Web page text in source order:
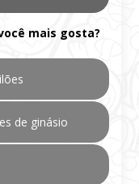
mais gosta?
de ginásio